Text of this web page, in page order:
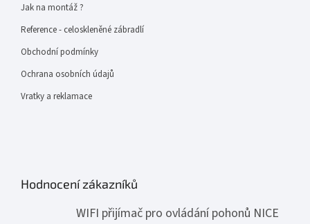
Jak na montáž ?
Reference - celoskleněné zábradlí
Obchodní podmínky
Ochrana osobních údajů
Vratky a reklamace
Hodnocení zákazníků
WIFI přijímač pro ovládání pohonů NICE